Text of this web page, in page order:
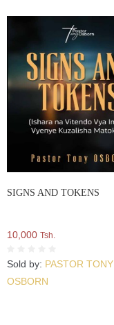
SIGNS AND TOKENS
10,000 Tsh.
Sold by: PASTOR TONY
OSBORN